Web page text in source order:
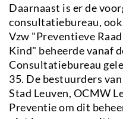
Daarnaast is er de
consultatiebureau, ook
Vzw "Preventieve
Kind" beheerde vanaf
Consultatiebureau
35. De bestuurders
Stad Leuven, OCMW
Preventie om dit